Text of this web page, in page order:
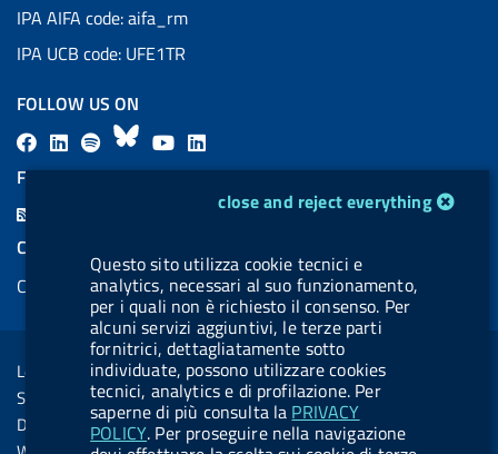
cookie management moduleclose and reject everything
Questo sito utilizza cookie tecnici e
analytics, necessari al suo funzionamento,
per i quali non è richiesto il consenso. Per
alcuni servizi aggiuntivi, le terze parti
fornitrici, dettagliatamente sotto
individuate, possono utilizzare cookies
tecnici, analytics e di profilazione. Per
saperne di più consulta la PRIVACY
POLICY. Per proseguire nella navigazione
IPA AIFA code: aifa_rm
IPA UCB code: UFE1TR
FOLLOW US ON
F
a
L
i
a
l
.
b
u
t
t
o
B
l
s
k
y
Y
o
u
b
e
i
e
d
i
n
FEED RSS
COOKIES
Cookie management
Sezione Link Utili
Legal notice
Social Media Policy
Dichiarazione di accessibilità